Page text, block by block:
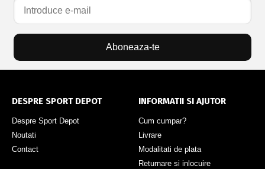
Aboneaza-te
DESPRE SPORT DEPOT
Despre Sport Depot
Noutati
Contact
INFORMATII SI AJUTOR
Cum cumpar?
Livrare
Modalitati de plata
Returnare si inlocuire